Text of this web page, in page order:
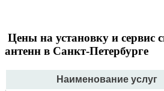
Цены на установку и сервис
антенн в Санкт-Петербурге
Наименование услуг